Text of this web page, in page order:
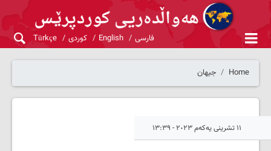
فارسی English کوردی Türkçe
Home جیهان
١١ تشرینی یەکەم ٢٠٢٣ - ١٣:٣٩